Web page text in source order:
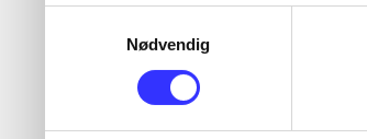
Nødvendig